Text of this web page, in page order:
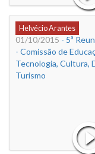
Helvécio Arantes
01/10/2015 - 5ª
- Comissão de
Tecnologia, Cultura,
Turismo